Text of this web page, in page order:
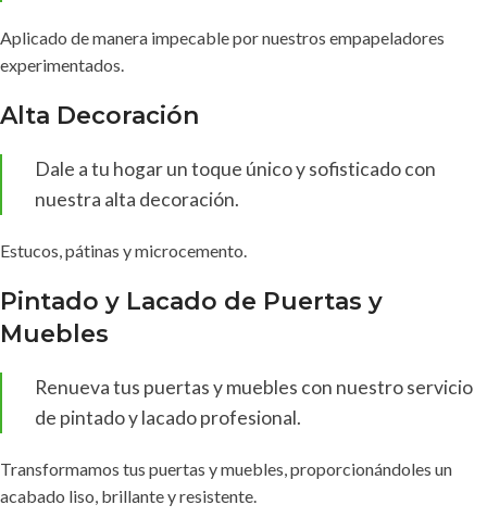
Aplicado de manera impecable por nuestros empapeladores
experimentados.
Alta Decoración
Dale a tu hogar un toque único y sofisticado con
nuestra alta decoración.
Estucos, pátinas y microcemento.
Pintado y Lacado de Puertas y
Muebles
Renueva tus puertas y muebles con nuestro servicio
de pintado y lacado profesional.
Transformamos tus puertas y muebles, proporcionándoles un
acabado liso, brillante y resistente.